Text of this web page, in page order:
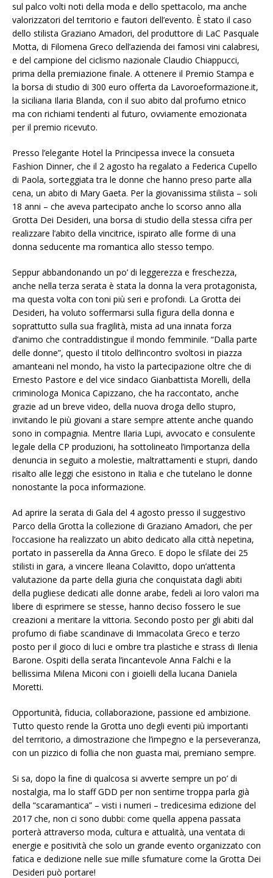
sul palco volti noti della moda e dello spettacolo, ma anche
valorizzatori del territorio e fautori dell’evento. È stato il caso
dello stilista Graziano Amadori, del produttore di LaC Pasquale
Motta, di Filomena Greco dell’azienda dei famosi vini calabresi,
e del campione del ciclismo nazionale Claudio Chiappucci,
prima della premiazione finale. A ottenere il Premio Stampa e
la borsa di studio di 300 euro offerta da Lavoroeformazione.it,
la siciliana Ilaria Blanda, con il suo abito dal profumo etnico
ma con richiami tendenti al futuro, ovviamente emozionata
per il premio ricevuto.
Presso l’elegante Hotel la Principessa invece la consueta
Fashion Dinner, che il 2 agosto ha regalato a Federica Cupello
di Paola, sorteggiata tra le donne che hanno preso parte alla
cena, un abito di Mary Gaeta. Per la giovanissima stilista – soli
18 anni – che aveva partecipato anche lo scorso anno alla
Grotta Dei Desideri, una borsa di studio della stessa cifra per
realizzare l’abito della vincitrice, ispirato alle forme di una
donna seducente ma romantica allo stesso tempo.
Seppur abbandonando un po’ di leggerezza e freschezza,
anche nella terza serata è stata la donna la vera protagonista,
ma questa volta con toni più seri e profondi. La Grotta dei
Desideri, ha voluto soffermarsi sulla figura della donna e
soprattutto sulla sua fragilità, mista ad una innata forza
d’animo che contraddistingue il mondo femminile. “Dalla parte
delle donne”, questo il titolo dell’incontro svoltosi in piazza
amanteani nel mondo, ha visto la partecipazione oltre che di
Ernesto Pastore e del vice sindaco Gianbattista Morelli, della
criminologa Monica Capizzano, che ha raccontato, anche
grazie ad un breve video, della nuova droga dello stupro,
invitando le più giovani a stare sempre attente anche quando
sono in compagnia. Mentre Ilaria Lupi, avvocato e consulente
legale della CP produzioni, ha sottolineato l’importanza della
denuncia in seguito a molestie, maltrattamenti e stupri, dando
risalto alle leggi che esistono in Italia e che tutelano le donne
nonostante la poca informazione.
Ad aprire la serata di Gala del 4 agosto presso il suggestivo
Parco della Grotta la collezione di Graziano Amadori, che per
l’occasione ha realizzato un abito dedicato alla città nepetina,
portato in passerella da Anna Greco. E dopo le sfilate dei 25
stilisti in gara, a vincere Ileana Colavitto, dopo un’attenta
valutazione da parte della giuria che conquistata dagli abiti
della pugliese dedicati alle donne arabe, fedeli ai loro valori ma
libere di esprimere se stesse, hanno deciso fossero le sue
creazioni a meritare la vittoria. Secondo posto per gli abiti dal
profumo di fiabe scandinave di Immacolata Greco e terzo
posto per il gioco di luci e ombre tra plastiche e strass di Ilenia
Barone. Ospiti della serata l’incantevole Anna Falchi e la
bellissima Milena Miconi con i gioielli della lucana Daniela
Moretti.
Opportunità, fiducia, collaborazione, passione ed ambizione.
Tutto questo rende la Grotta uno degli eventi più importanti
del territorio, a dimostrazione che l’impegno e la perseveranza,
con un pizzico di follia che non guasta mai, premiano sempre.
Si sa, dopo la fine di qualcosa si avverte sempre un po’ di
nostalgia, ma lo staff GDD per non sentirne troppa parla già
della “scaramantica” – visti i numeri – tredicesima edizione del
2017 che, non ci sono dubbi: come quella appena passata
porterà attraverso moda, cultura e attualità, una ventata di
energie e positività che solo un grande evento organizzato con
fatica e dedizione nelle sue mille sfumature come la Grotta Dei
Desideri può portare!